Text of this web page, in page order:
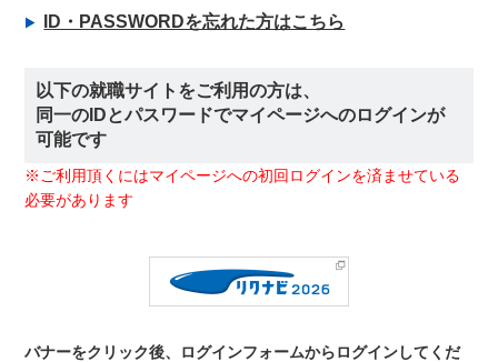
ID・PASSWORDを忘れた方はこちら
以下の就職サイトをご利用の方は、
同一のIDとパスワードでマイページへのログインが
可能です
※ご利用頂くにはマイページへの初回ログインを済ませている
必要があります
バナーをクリック後、ログインフォームからログインしてくだ